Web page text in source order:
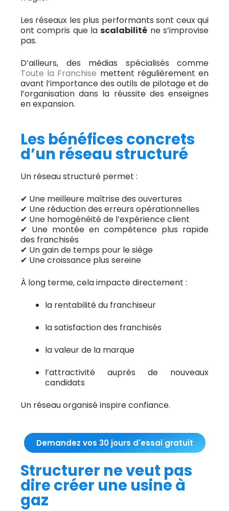
Les réseaux les plus performants sont ceux qui
ont compris que lascalabilité ne s’improvise
pas.
D’ailleurs, des médias spécialisés comme
Toute la Franchise mettent régulièrement en
avant l’importance des outils de pilotage et de
l’organisation dans la réussite des enseignes
en expansion.
Les bénéfices concrets
d’un réseau structuré
Un réseau structuré permet :
✔ Une meilleure maîtrise des ouvertures
✔ Une réduction des erreurs opérationnelles
✔ Une homogénéité de l’expérience client
✔ Une montée en compétence plus rapide
des franchisés
✔ Un gain de temps pour le siège
✔ Une croissance plus sereine
À long terme, cela impacte directement :
la rentabilité du franchiseur
la satisfaction des franchisés
la valeur de la marque
l’attractivité auprès de nouveaux
candidats
Un réseau organisé inspire confiance.
Demandez vos 30 jours d'essai gratuit
Structurer ne veut pas
dire créer une usine à
gaz